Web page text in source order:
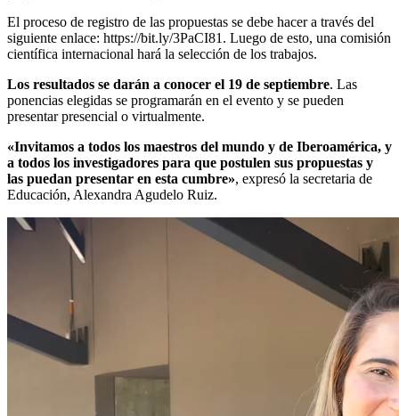
El proceso de registro de las propuestas se debe hacer a través del
siguiente enlace: https://bit.ly/3PaCI81. Luego de esto, una comisión
científica internacional hará la selección de los trabajos.
Los resultados se darán a conocer el 19 de septiembre. Las
ponencias elegidas se programarán en el evento y se pueden
presentar presencial o virtualmente.
«Invitamos a todos los maestros del mundo y de Iberoamérica, y
a todos los investigadores para que postulen sus propuestas y
las puedan presentar en esta cumbre», expresó la secretaria de
Educación, Alexandra Agudelo Ruiz.